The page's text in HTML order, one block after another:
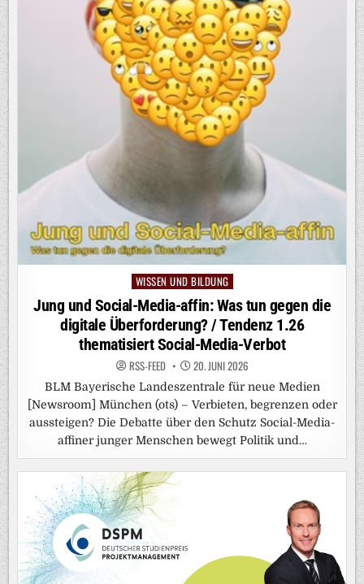
Posted
in
WISSEN UND BILDUNG
Jung und Social-Media-affin: Was tun gegen die
digitale Überforderung? / Tendenz 1.26
thematisiert Social-Media-Verbot
RSS-FEED 20. JUNI 2026
BLM Bayerische Landeszentrale für neue Medien
[Newsroom] München (ots) – Verbieten, begrenzen oder
aussteigen? Die Debatte über den Schutz Social-Media-
affiner junger Menschen bewegt Politik und…